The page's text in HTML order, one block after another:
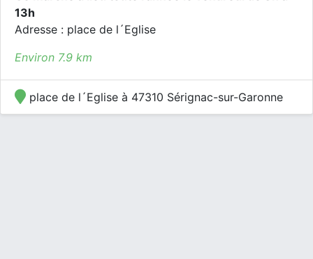
13h
Adresse : place de l´Eglise
Environ 7.9 km
place de l´Eglise à 47310 Sérignac-sur-Garonne